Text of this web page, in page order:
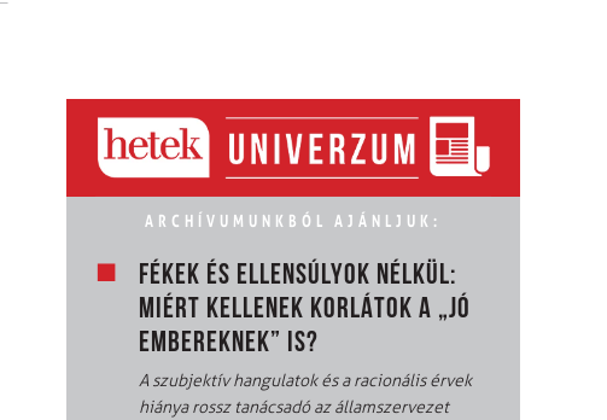
ARCHÍVUMUNKBÓL AJÁNLJUK:
FÉKEK ÉS ELLENSÚLYOK NÉLKÜL:
MIÉRT KELLENEK KORLÁTOK A „JÓ
EMBEREKNEK” IS?
A szubjektív hangulatok és a racionális érvek
hiánya rossz tanácsadó az államszervezet